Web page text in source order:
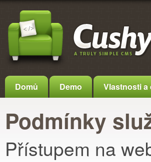
Domů Demo Vlastnosti a
Podmínky
Přístupem na